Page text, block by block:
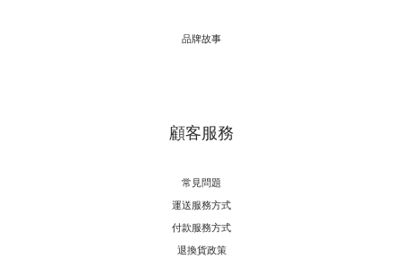
品牌故事
顧客服務
常見問題
運送服務方式
付款服務方式
退換貨政策